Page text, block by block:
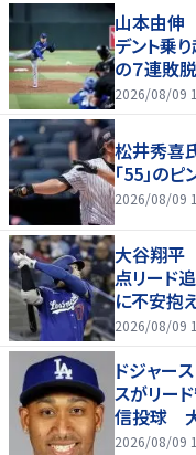
山本由伸
デント乗
の７連敗
2026/08/09
松井秀喜
「55」の
2026/08/09
大谷翔平
点リード
に不安抱
脱出
2026/08/09
ドジャー
スがリー
信投球
７でストッ
2026/08/09